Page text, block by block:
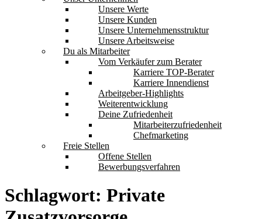
Unsere Werte
Unsere Kunden
Unsere Unternehmensstruktur
Unsere Arbeitsweise
Du als Mitarbeiter
Vom Verkäufer zum Berater
Karriere TOP-Berater
Karriere Innendienst
Arbeitgeber-Highlights
Weiterentwicklung
Deine Zufriedenheit
Mitarbeiterzufriedenheit
Chefmarketing
Freie Stellen
Offene Stellen
Bewerbungsverfahren
Schlagwort: Private